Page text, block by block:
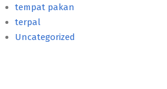
tempat pakan
terpal
Uncategorized